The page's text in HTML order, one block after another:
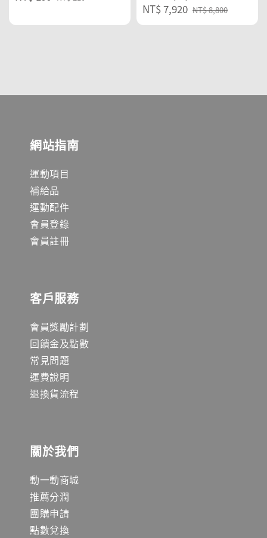
Sale
price
NT$ 7,920 Regular
price
NT$ 8,800
網站指南
運動項目
補給品
運動配件
會員登錄
會員註冊
客戶服務
會員獎勵計劃
回饋金及點數
常見問題
運費說明
退換貨流程
關於我們
動一動商城
推薦分潤
團購申請
點數兌換